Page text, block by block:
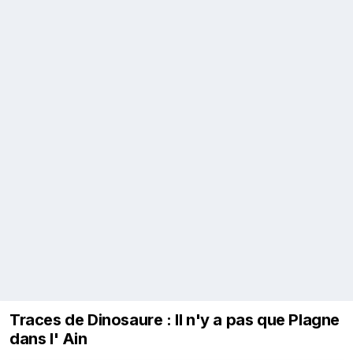
Traces de Dinosaure : Il n'y a pas que Plagne
dans l' Ain